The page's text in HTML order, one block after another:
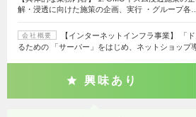
解・浸透に向けた施策の企画、実行 ・グループ各…
会社概要
【インターネットインフラ事業】 「
るための 「サーバー」をはじめ、ネットショップ
興味あり